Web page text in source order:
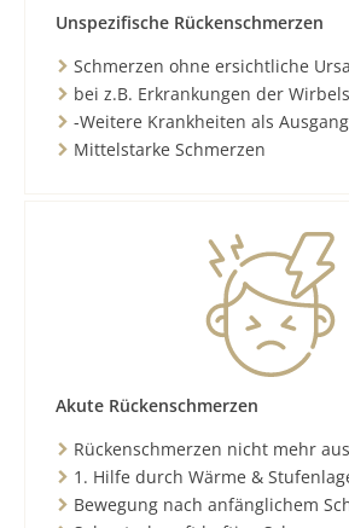
Unspezifische Rückenschmerzen
Schmerzen ohne ersichtliche
bei z.B. Erkrankungen der
-Weitere Krankheiten als
Mittelstarke Schmerzen
Akute Rückenschmerzen
Rückenschmerzen nicht mehr
1. Hilfe durch Wärme &
Bewegung nach anfänglichem